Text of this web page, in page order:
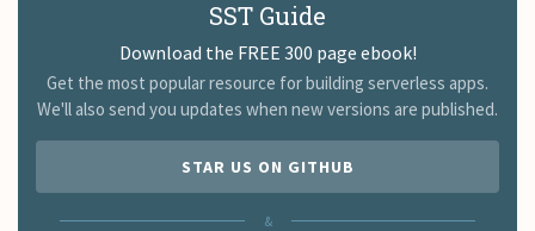
SST Guide
Download the FREE 300 page ebook!
Get the most popular resource for building serverless apps.
We'll also send you updates when new versions are published.
STAR US ON GITHUB
&